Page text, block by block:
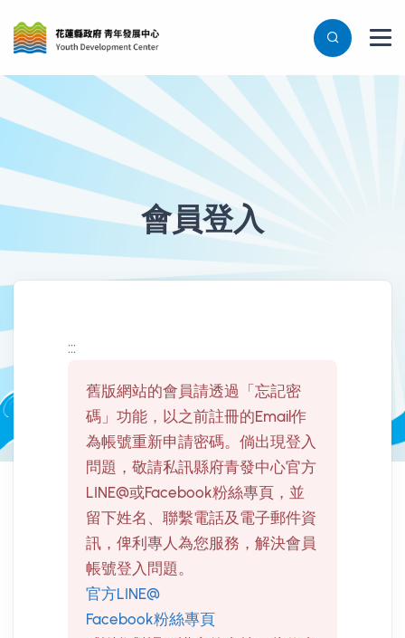
會員登入
登入表單
:::
舊版網站的會員請透過「忘記密
碼」功能，以之前註冊的Email作
為帳號重新申請密碼。倘出現登入
問題，敬請私訊縣府青發中心官方
LINE@或Facebook粉絲專頁，並
留下姓名、聯繫電話及電子郵件資
訊，俾利專人為您服務，解決會員
帳號登入問題。
官方LINE@
Facebook粉絲專頁